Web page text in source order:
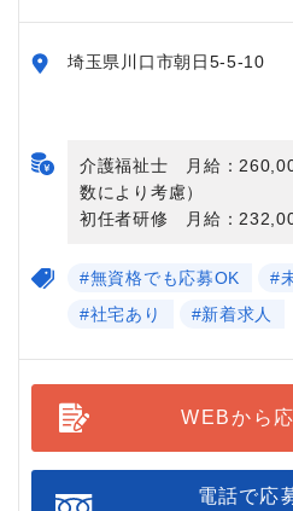
埼玉県川口市朝日5-5-10
介護福祉士 月給：
数により考慮）
初任者研修 月給：
#無資格でも応募OK
#
#社宅あり
#新着求人
WEBから
電話で応